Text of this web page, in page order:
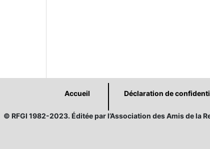
Accueil Déclaration de
© RFGI 1982-2023. Éditée par l’Association des Amis de